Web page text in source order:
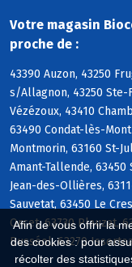
Afin de vous offrir la
des cookies : pour
récolter des
Votre magasin
proche de :
43390 Auzon, 43250
s/Allagnon, 43250 Ste-
Vézézoux, 43410
63490 Condat-lès-
Montmorin, 63160 St-
Amant-Tallende, 63450
Jean-des-Ollières,
Sauvetat, 63450 Le
Orcet, 63730 Plauzat,
Busséol, 63270